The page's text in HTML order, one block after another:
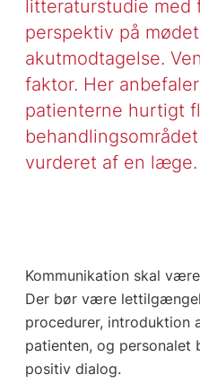
litteraturstudie med
perspektiv på
akutmodtagelse.
faktor. Her
patienterne hurtigt
vurderet af en læge.
Kommunikation skal
Der bør være
procedurer, introduktion
patienten, og
positiv dialog.